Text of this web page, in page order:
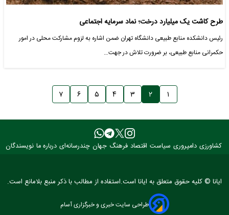
طرح کاشت یک میلیارد درخت؛ نماد سرمایه اجتماعی
رئیس دانشکده منابع طبیعی دانشگاه تهران ضمن اشاره به لزوم مشارکت محلی در امور
حکمرانی منابع طبیعی، بر ضرورت تلاش در جهت…
۱ ۲ ۳ ۴ ۵ ۶ ۷
کشاورزی دامپروری سیاست اقتصاد فرهنگ جهان چندرسانه‌ای درباره ما نویسندگان
ایانا © کلیه حقوق متعلق به ایانا است.استفاده از مطالب با ذکر منبع بلامانع است.
طراحی سایت خبری و خبرگزاری آسام